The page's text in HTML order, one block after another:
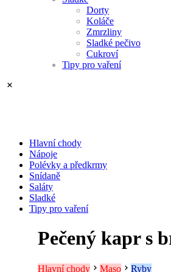
Dorty
Koláče
Zmrzliny
Sladké pečivo
Cukroví
Tipy pro vaření
Hlavní chody
Nápoje
Polévky a předkrmy
Snídaně
Saláty
Sladké
Tipy pro vaření
Pečený kapr s
Hlavní chody Maso Ryby